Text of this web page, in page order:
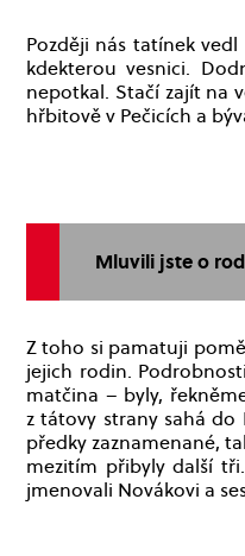
Později nás tatínek
kdekterou vesnici.
nepotkal. Stačí zajít na
hřbitově v Pečicích a
Mluvili jste o
Z toho si pamatuji
jejich rodin.
matčina – byly,
z tátovy strany sahá do
předky zaznamenané,
mezitím přibyly další
jmenovali Novákovi a